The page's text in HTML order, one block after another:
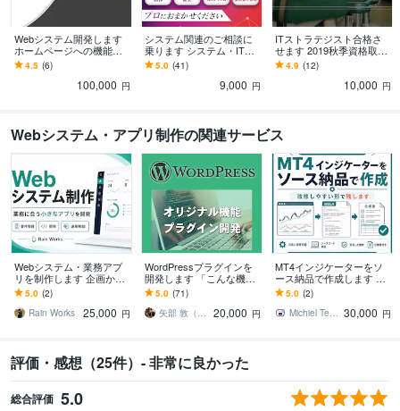
Webシステム開発します
ホームページへの機能追
加など、ビジネス拡大サ
ポート致します
4.5 (6)
100,000 円
システム関連のご相談に
乗ります システム・ITに
関する相談なんでも承り
ます
5.0 (41)
9,000 円
ITストラテジスト合格さ
せます 2019秋季資格取得
者による個別指導
4.9 (12)
10,000 円
Webシステム・アプリ制作の関連サービス
Webシステム・業務アプ
リを制作します 企画から
開発・運用改善まで支援
します
5.0 (2)
Rain Works
25,000 円
WordPressプラグインを
開発します 「こんな機能
が欲しい」をワードプレ
スのオリジナルプラグイ
ンで
5.0 (71)
矢部 敦（Edel Hearts）
20,000 円
MT4インジケーターをソ
ース納品で作成します ロ
ジックを整理し、改修し
やすい形で納品します
5.0 (2)
Michiel Tech Lab 30,000 円
評価・感想（25件）- 非常に良かった
総合評価 5.0